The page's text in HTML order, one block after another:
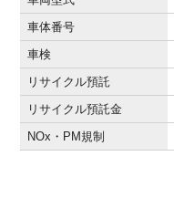
車体番号
車検
リサイクル預託
リサイクル預託金
NOx・PM規制